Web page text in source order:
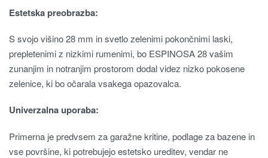
Estetska preobrazba:
S svojo višino 28 mm in svetlo zelenimi pokončnimi laski,
prepletenimi z nizkimi rumenimi, bo ESPINOSA 28 vašim
zunanjim in notranjim prostorom dodal videz nizko pokosene
zelenice, ki bo očarala vsakega opazovalca.
Univerzalna uporaba:
Primerna je predvsem za garažne kritine, podlage za bazene in
vse površine, ki potrebujejo estetsko ureditev, vendar ne